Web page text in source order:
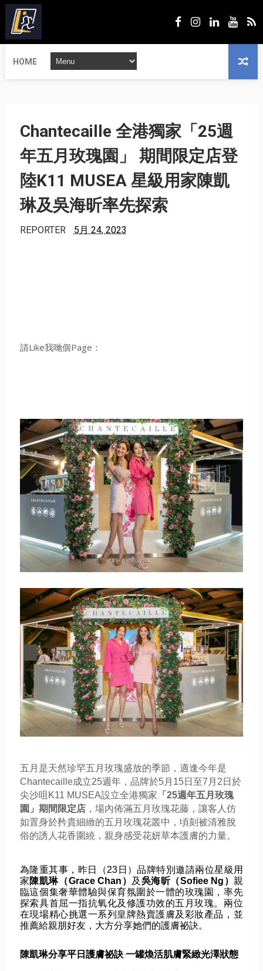
HOME
Chantecaille 全港獨家「25週
年五月玫瑰園」 期間限定店登
陸K11 MUSEA 星級用家陳凱
琳及吳海昕率先探索
REPORTER 5月 24, 2023
請Like我哋個Page：
五月是天然珍罕五月玫瑰盛放的季節， 適逢今年是
Chantecaille成立25週年， 品牌於5月15日至7月2日於
尖沙咀K11 MUSEA設立全港獨家 「25週年五月玫瑰
園」期間限定店， 場內佈滿五月玫瑰花藤， 讓客人仿
如置身於矜貴細緻的五月玫瑰花叢中， 頃刻被清雅脫
俗的誘人花香圍繞，親身感受花妍草本護膚的力量。
為隆重其事，昨日（23日）品牌特別邀請兩位星級用
家陳凱琳（Grace Chan） 及 吳海昕（Sofiee Ng） 親
臨這個集奢華體驗與保育氛圍於一體的玫瑰園， 率先
探索具首屈一指抗氧化及修護功效的五月玫瑰。 兩位
在現場精心挑選一系列皇牌熱賣護膚及彩妝產品， 並
推薦給親朋好友，大方分享她們的護膚祕訣。
陳凱琳分享平日護膚祕訣 一罐煥活肌膚緊緻光澤狀態